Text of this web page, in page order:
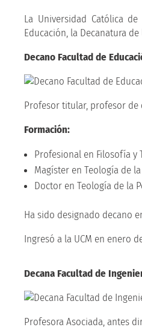
La Universidad Católica
Educación, la Decanatura
Decano Facultad de
Profesor titular, profesor de
Formación:
Profesional en Filosofía y
Magíster en Teología de
Doctor en Teología de la
Ha sido designado decano
Ingresó a la UCM en enero
Decana Facultad de
Profesora Asociada, antes